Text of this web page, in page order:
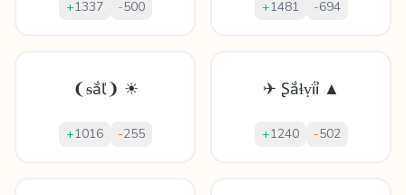
+1337 -500 +1481 -694
❨ᵴắľ❩ ☀
+1016 -255
✈ Ʂắɬṿḯỉ ▲
+1240 -502